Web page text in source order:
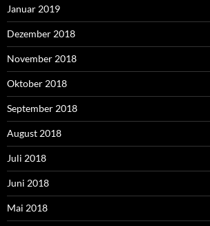
Januar 2019
Dezember 2018
November 2018
Oktober 2018
September 2018
August 2018
Juli 2018
Juni 2018
Mai 2018